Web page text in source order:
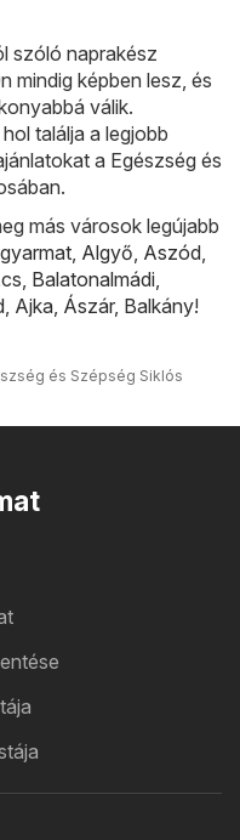
szóló naprakész
mindig képben lesz, és
válik.
találja a legjobb
a Egészség és
más városok legújabb
Algyő Aszód
Balatonalmádi
Ajka Ászár, Balkány!
és Szépség Siklós